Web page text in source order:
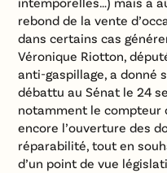
rebond de la vente
dans certains cas
Véronique Riotton,
anti-gaspillage, a donné
débattu au Sénat le 24
notamment le compteur
encore l’ouverture des
réparabilité, tout en
d’un point de vue